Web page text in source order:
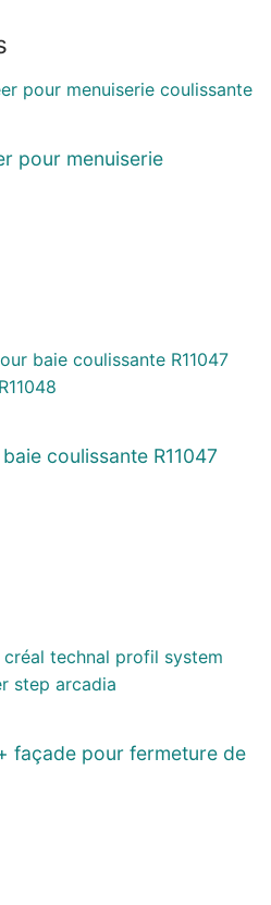
pour menuiserie
coulissante R11047
façade pour fermeture de